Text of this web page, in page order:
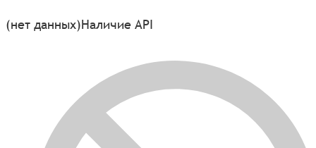
(нет данных)Наличие API